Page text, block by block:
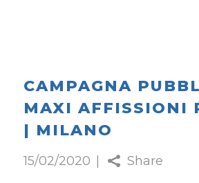
CAMPAGNA
MAXI AFFISSIONI
| MILANO
15/02/2020 Share